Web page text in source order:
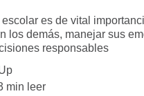
es de vital
demás, manejar sus
responsables
min leer